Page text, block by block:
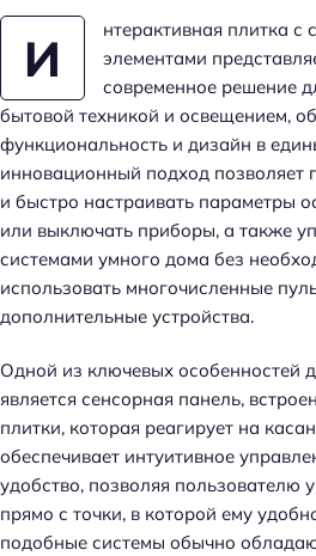
И
нтерактивная плитка с
элементами
современное решение
бытовой техникой и освещением,
функциональность и дизайн в
инновационный подход позволяет
и быстро настраивать параметры
или выключать приборы, а также
системами умного дома без
использовать многочисленные
дополнительные устройства.
Одной из ключевых особенностей
является сенсорная панель,
плитки, которая реагирует на
обеспечивает интуитивное
удобство, позволяя пользователю
прямо с точки, в которой ему
подобные системы обычно